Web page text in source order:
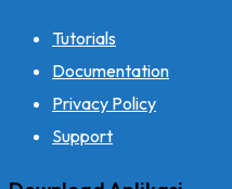
Tutorials
Documentation
Privacy Policy
Support